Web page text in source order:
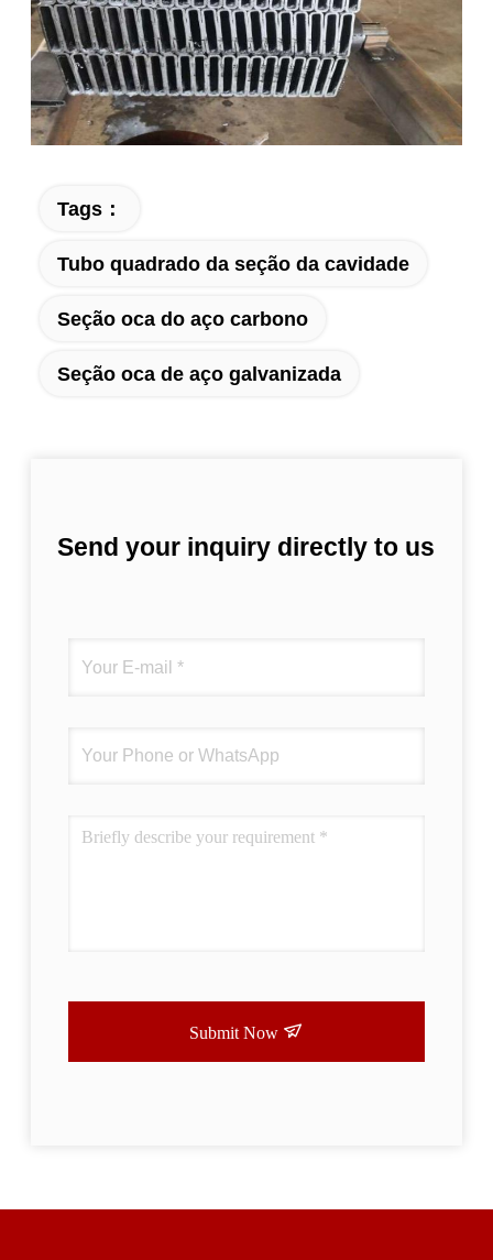
Tags：
Tubo quadrado da seção da cavidade
Seção oca do aço carbono
Seção oca de aço galvanizada
Send your inquiry directly to us
Submit Now